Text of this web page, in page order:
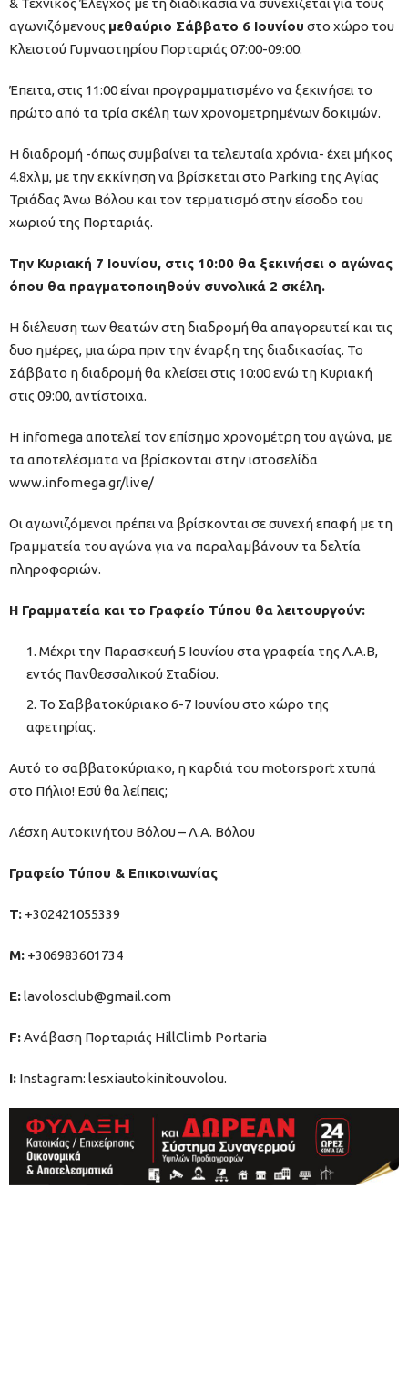
αγωνιζόμενους μεθαύριο Σάββατο 6 Ιουνίου στο χώρο του
Κλειστού Γυμναστηρίου Πορταριάς 07:00-09:00.
Έπειτα, στις 11:00 είναι προγραμματισμένο να ξεκινήσει το
πρώτο από τα τρία σκέλη των χρονομετρημένων δοκιμών.
Η διαδρομή -όπως συμβαίνει τα τελευταία χρόνια- έχει μήκος
4.8χλμ, με την εκκίνηση να βρίσκεται στο Parking της Αγίας
Τριάδας Άνω Βόλου και τον τερματισμό στην είσοδο του
χωριού της Πορταριάς.
Την Κυριακή 7 Ιουνίου, στις 10:00 θα ξεκινήσει ο αγώνας
όπου θα πραγματοποιηθούν συνολικά 2 σκέλη.
Η διέλευση των θεατών στη διαδρομή θα απαγορευτεί και τις
δυο ημέρες, μια ώρα πριν την έναρξη της διαδικασίας. Το
Σάββατο η διαδρομή θα κλείσει στις 10:00 ενώ τη Κυριακή
στις 09:00, αντίστοιχα.
Η infomega αποτελεί τον επίσημο χρονομέτρη του αγώνα, με
τα αποτελέσματα να βρίσκονται στην ιστοσελίδα
www.infomega.gr/live/
Οι αγωνιζόμενοι πρέπει να βρίσκονται σε συνεχή επαφή με τη
Γραμματεία του αγώνα για να παραλαμβάνουν τα δελτία
πληροφοριών.
Η Γραμματεία και το Γραφείο Τύπου θα λειτουργούν:
Μέχρι την Παρασκευή 5 Ιουνίου στα γραφεία της Λ.Α.Β,
εντός Πανθεσσαλικού Σταδίου.
Το Σαββατοκύριακο 6-7 Ιουνίου στο χώρο της
αφετηρίας.
Αυτό το σαββατοκύριακο, η καρδιά του motorsport χτυπά
στο Πήλιο! Εσύ θα λείπεις;
Λέσχη Αυτοκινήτου Βόλου – Λ.Α. Βόλου
Γραφείο Τύπου & Επικοινωνίας
T: +302421055339
M: +306983601734
Ε:lavolosclub@gmail.com
F:Ανάβαση Πορταριάς HillClimb Portaria
I: Instagram: lesxiautokinitouvolou.